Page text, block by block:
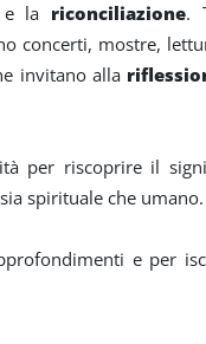
e la riconciliazione.
concerti, mostre,
invitano alla
per riscoprire il
spirituale che umano.
e per